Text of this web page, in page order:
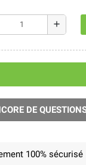
add
DE
100% sécurisé